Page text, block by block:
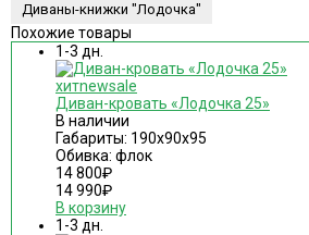
Диваны-книжки "Лодочка"
Похожие товары
1-3 дн.
хитnewsale
Диван-кровать «Лодочка 25»
В наличии
Габариты: 190х90х95
Обивка: флок
14 800₽
14 990₽
В корзину
1-3 дн.